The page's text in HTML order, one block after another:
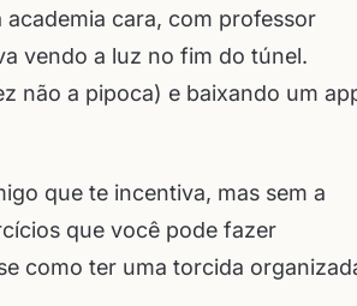
cara, com professor
vendo a luz no fim do túnel.
não a pipoca) e baixando um
que te incentiva, mas sem a
que você pode fazer
como ter uma torcida